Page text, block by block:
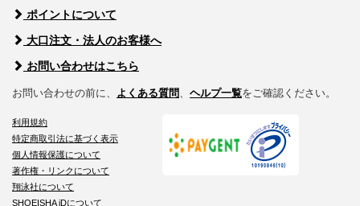
ポイントについて
大口注文・法人のお客様へ
お問い合わせはこちら
お問い合わせの前に、 よくある質問 ヘルプ一覧をご確認ください。
利用規約
特定商取引法に基づく表示
個人情報保護について
著作権・リンクについて
翔泳社について
SHOEISHA iDについて